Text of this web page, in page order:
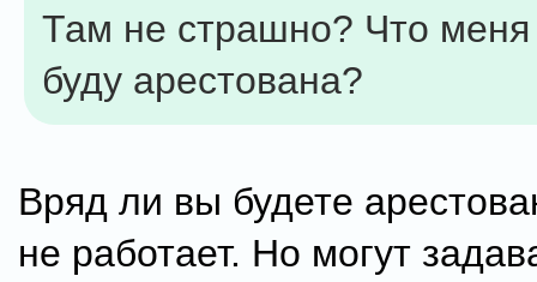
Там не страшно? Что
буду арестована?
Вряд ли вы будете
не работает. Но могут